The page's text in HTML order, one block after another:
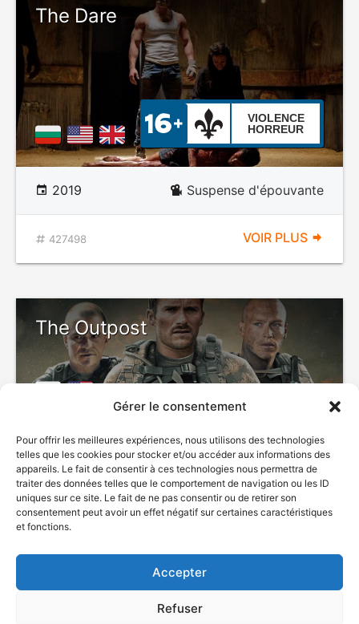
Gérer le consentement
Pour offrir les meilleures expériences, nous utilisons des technologies
telles que les cookies pour stocker et/ou accéder aux informations des
appareils. Le fait de consentir à ces technologies nous permettra de
traiter des données telles que le comportement de navigation ou les ID
uniques sur ce site. Le fait de ne pas consentir ou de retirer son
consentement peut avoir un effet négatif sur certaines caractéristiques
et fonctions.
Accepter
Refuser
The Dare
VIOLENCE
HORREUR
2019 Suspense d'épouvante
427498 VOIR PLUS
The Outpost
LANGAGE
VULGAIRE
2020 Drame de guerre